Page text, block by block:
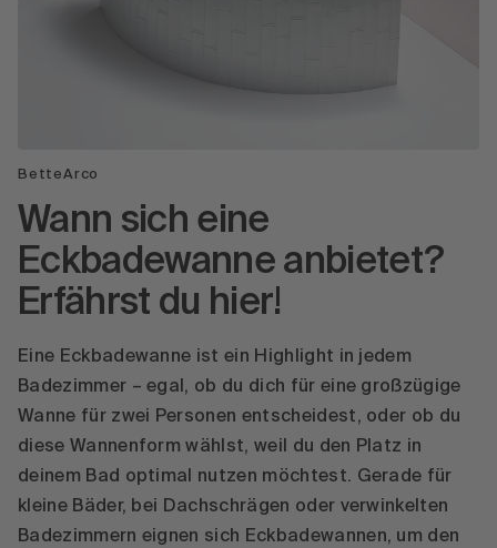
BetteArco
Wann sich eine
Eckbadewanne anbietet?
Erfährst du hier!
Eine Eckbadewanne ist ein Highlight in jedem
Badezimmer – egal, ob du dich für eine großzügige
Wanne für zwei Personen entscheidest, oder ob du
diese Wannenform wählst, weil du den Platz in
deinem Bad optimal nutzen möchtest. Gerade für
kleine Bäder, bei Dachschrägen oder verwinkelten
Badezimmern eignen sich Eckbadewannen, um den